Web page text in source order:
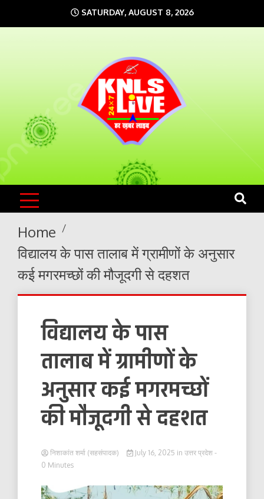
to
SATURDAY, AUGUST 8, 2026
KNLS LIVE
India`s No.1 News Portal
Home
विद्यालय के पास तालाब में ग्रामीणों के अनुसार
कई मगरमच्छों की मौजूदगी से दहशत
विद्यालय के पास
तालाब में ग्रामीणों के
अनुसार कई मगरमच्छों
की मौजूदगी से दहशत
निशाकांत शर्मा (सहसंपादक) July 16, 2025 in उत्तर प्रदेश -
0 Minutes